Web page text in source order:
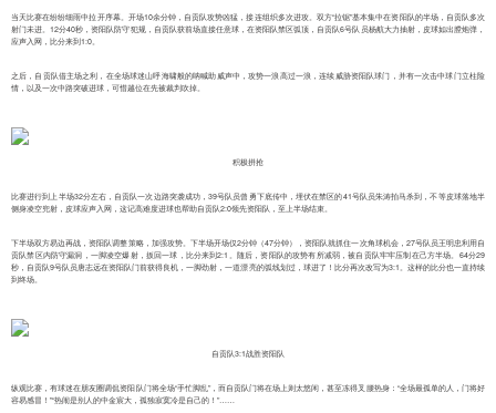
当天比赛在纷纷细雨中拉开序幕。开场10余分钟，自贡队攻势凶猛，接连组织多次进攻。双方“拉锯”基本集中在资阳队的半场，自贡队多次
射门未进。12分40秒，资阳队防守犯规，自贡队获前场直接任意球，在资阳队禁区弧顶，自贡队6号队员杨航大力抽射，皮球如出膛炮弹，
应声入网，比分来到1:0。
之后，自贡队借主场之利，在全场球迷山呼海啸般的呐喊助威声中，攻势一浪高过一浪，连续威胁资阳队球门，并有一次击中球门立柱险
情，以及一次中路突破进球，可惜越位在先被裁判吹掉。
积极拼抢
比赛进行到上半场32分左右，自贡队一次边路突袭成功，39号队员曾勇下底传中，埋伏在禁区的41号队员朱涛拍马杀到，不等皮球落地半
侧身凌空兜射，皮球应声入网，这记高难度进球也帮助自贡队2:0领先资阳队，至上半场结束。
下半场双方易边再战，资阳队调整策略，加强攻势。下半场开场仅2分钟（47分钟），资阳队就抓住一次角球机会，27号队员王明忠利用自
贡队禁区内防守漏洞，一脚凌空爆射，扳回一球，比分来到2:1。随后，资阳队的攻势有所减弱，被自贡队牢牢压制在己方半场。64分29
秒，自贡队9号队员唐志远在资阳队门前获得良机，一脚劲射，一道漂亮的弧线划过，球进了！比分再次改写为3:1。这样的比分也一直持续
到终场。
自贡队3:1战胜资阳队
纵观比赛，有球迷在朋友圈调侃资阳队门将全场“手忙脚乱”，而自贡队门将在场上则太悠闲，甚至冻得叉腰热身：“全场最孤单的人，门将好
容易感冒！”“热闹是别人的中金宸大，孤独寂寞冷是自己的！”……